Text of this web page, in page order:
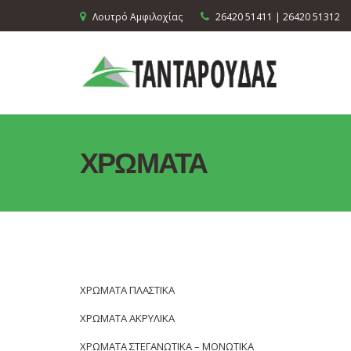
Λουτρό Αμφιλοχίας 26420 51411 | 26420 51312
ΧΡΩΜΑΤΑ
ΧΡΩΜΑΤΑ ΠΛΑΣΤΙΚΑ
ΧΡΩΜΑΤΑ ΑΚΡΥΛΙΚΑ
ΧΡΩΜΑΤΑ ΣΤΕΓΑΝΩΤΙΚΑ – ΜΟΝΩΤΙΚΑ